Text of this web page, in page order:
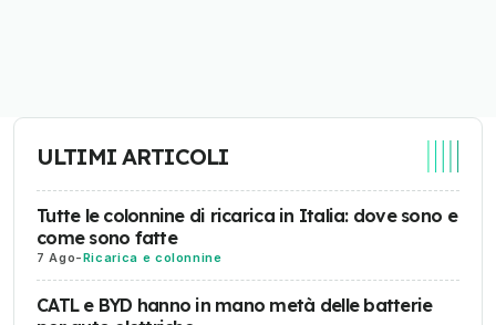
ULTIMI ARTICOLI
Tutte le colonnine di ricarica in Italia: dove sono e
come sono fatte
7 Ago-Ricarica e colonnine
CATL e BYD hanno in mano metà delle batterie